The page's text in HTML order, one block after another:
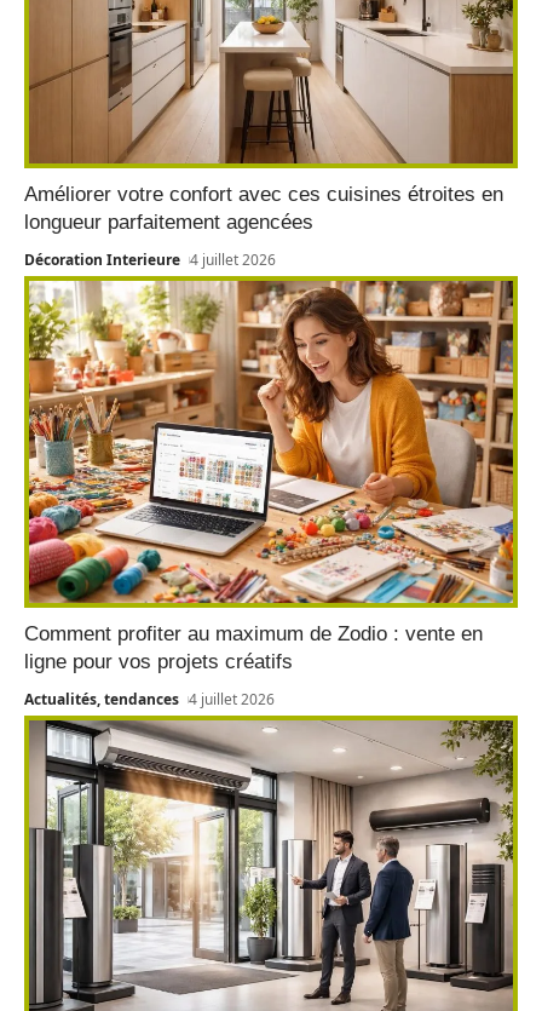
Améliorer votre confort avec ces cuisines étroites en
longueur parfaitement agencées
Décoration Interieure 4 juillet 2026
Comment profiter au maximum de Zodio : vente en
ligne pour vos projets créatifs
Actualités, tendances 4 juillet 2026